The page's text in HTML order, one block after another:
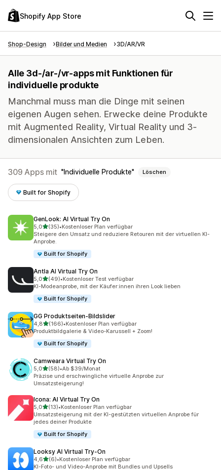
Shopify App Store
Shop-Design Bilder und Medien 3D/AR/VR
Alle 3d-/ar-/vr-apps mit Funktionen für
individuelle produkte
Manchmal muss man die Dinge mit seinen
eigenen Augen sehen. Erwecke deine Produkte
mit Augmented Reality, Virtual Reality und 3-
dimensionalen Ansichten zum Leben.
309 Apps mit Individuelle Produkte Löschen
Built for Shopify
GenLook: AI Virtual Try On
5,0von 5 Sternen
(35)
35 Rezensionen insgesamt
•Kostenloser Plan verfügbar
Steigere den Umsatz und reduziere Retouren mit der virtuellen KI-
Anprobe.
Built for Shopify
Antla AI Virtual Try On
5,0von 5 Sternen
(49)
49 Rezensionen insgesamt
•Kostenloser Test verfügbar
KI-Modeanprobe, mit der Käufer:innen ihren Look lieben
Built for Shopify
GG Produktseiten‑Bildslider
4,8von 5 Sternen
(166)
166 Rezensionen insgesamt
•Kostenloser Plan verfügbar
Produktbildgalerie & Video-Karussell + Zoom!
Built for Shopify
Camweara Virtual Try On
5,0von 5 Sternen
(58)
58 Rezensionen insgesamt
•Ab $39/Monat
Präzise und erschwingliche virtuelle Anprobe zur
Umsatzsteigerung!
Icona: AI Virtual Try On
5,0von 5 Sternen
(13)
13 Rezensionen insgesamt
•Kostenloser Plan verfügbar
Umsatzsteigerung mit der KI-gestützten virtuellen Anprobe für
jedes deiner Produkte
Built for Shopify
Looksy AI Virtual Try‑On
4,6von 5 Sternen
(6)
6 Rezensionen insgesamt
•Kostenloser Plan verfügbar
KI-Foto- und Video-Anprobe mit Bundles und Upsells